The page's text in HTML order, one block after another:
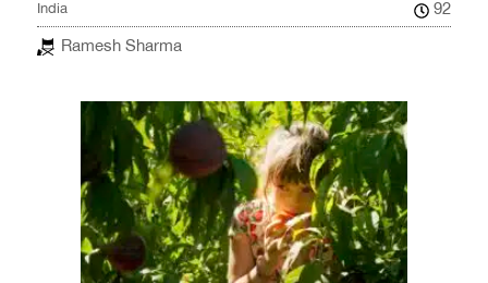
India
92
Ramesh Sharma